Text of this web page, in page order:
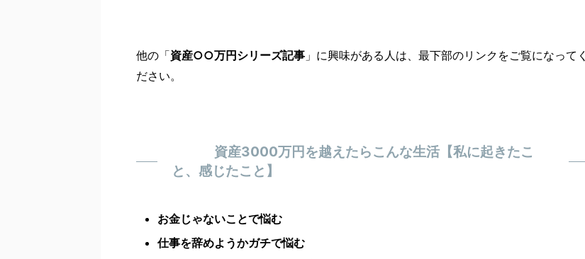
他の「資産○○万円シリーズ記事 」に興味がある人は、最下部のリンクをご覧になってく
ださい。
資産3000万円を越えたらこんな生活【私に起きたこ
と、感じたこと】
お金じゃないことで悩む
仕事を辞めようかガチで悩む